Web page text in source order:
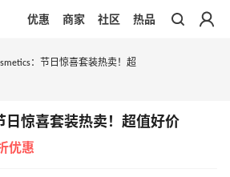
优惠 商家 社区 热品
日惊喜套装热卖！超值好价
优惠